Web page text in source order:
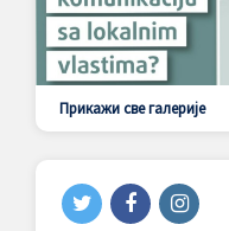
Прикажи све галерије